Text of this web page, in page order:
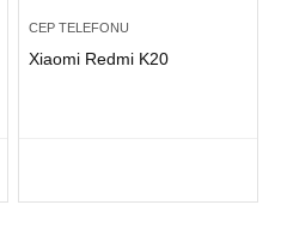
CEP TELEFONU
Xiaomi Redmi K20